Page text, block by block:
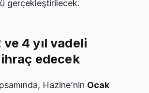
gerçekleştirilecek.
4 yıl vadeli
edecek
Hazine’nin Ocak